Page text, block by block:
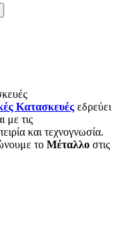
Κατασκευές εδρεύει
με τις
και τεχνογνωσία.
το Μέταλλο στις